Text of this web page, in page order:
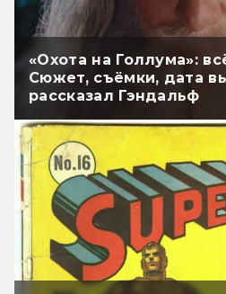
«Охота на Голлума»:
Сюжет, съёмки, дата
рассказал Гэндальф